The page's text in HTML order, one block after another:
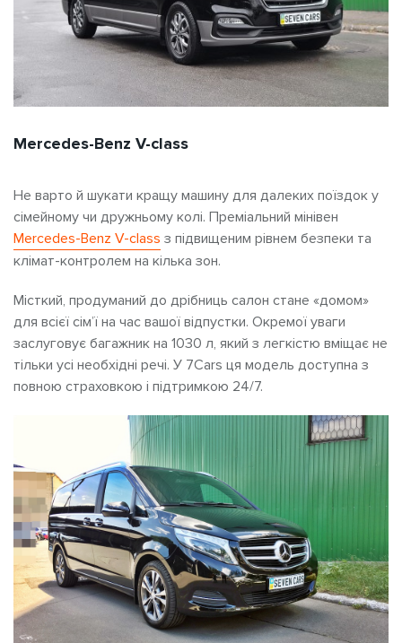
Mercedes-Benz V-class
Не варто й шукати кращу машину для далеких поїздок у
сімейному чи дружньому колі. Преміальний мінівен
Mercedes-Benz V-class з підвищеним рівнем безпеки та
клімат-контролем на кілька зон.
Місткий, продуманий до дрібниць салон стане «домом»
для всієї сім’ї на час вашої відпустки. Окремої уваги
заслуговує багажник на 1030 л, який з легкістю вміщає не
тільки усі необхідні речі. У 7Cars ця модель доступна з
повною страховкою і підтримкою 24/7.